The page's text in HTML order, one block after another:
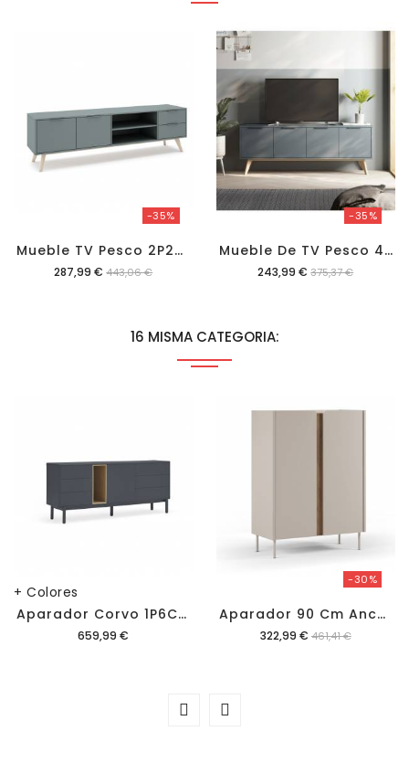
-35%
M
Ueble TV Pesco 2P2C2H Verde Kaki/cera
Precio
287,99 € 443,06 €
-35%
M
Ueble De TV Pesco 4P Verde Kaki/cera
Precio
243,99 € 375,37 €
16 MISMA CATEGORIA:
+ Colores
A
Parador Corvo 1P6C 180cm
Precio
659,99 €
-30%
A
Parador 90 Cm Ancho Kirena
Precio
322,99 € 461,41 €